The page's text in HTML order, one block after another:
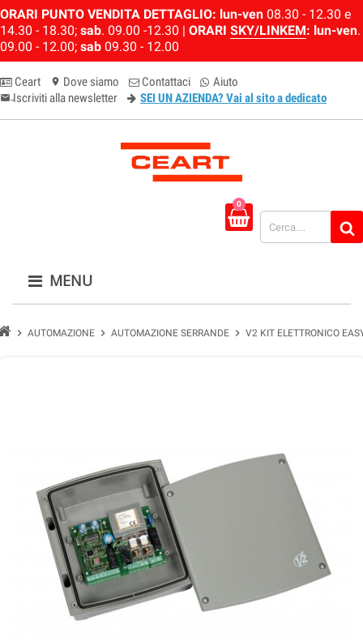
ORARI PUNTO VENDITA DETTAGLIO: lun-ven 08.30 - 12.30 e
14.30 - 18.30; sab. 09.00 -12.30 | ORARI SKY/LINKEM: lun-ven.
09.00 - 12.00; sab 09.30 - 12.00
Ceart location_on Dove siamo Contattaci Aiuto
email-newsletter
Iscriviti alla newsletter SEI UN AZIENDA? Vai al sito a dedicato
0
MENU
chevron_right AUTOMAZIONE chevron_right AUTOMAZIONE SERRANDE chevron_right V2 KIT ELETTRONICO